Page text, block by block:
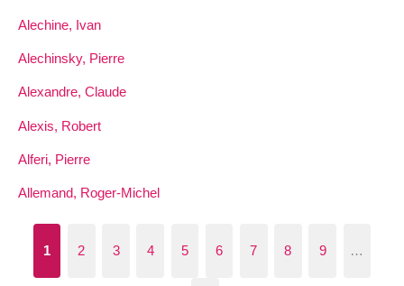
Alechine, Ivan
Alechinsky, Pierre
Alexandre, Claude
Alexis, Robert
Alferi, Pierre
Allemand, Roger-Michel
1 2 3 4 5 6 7 8 9 …